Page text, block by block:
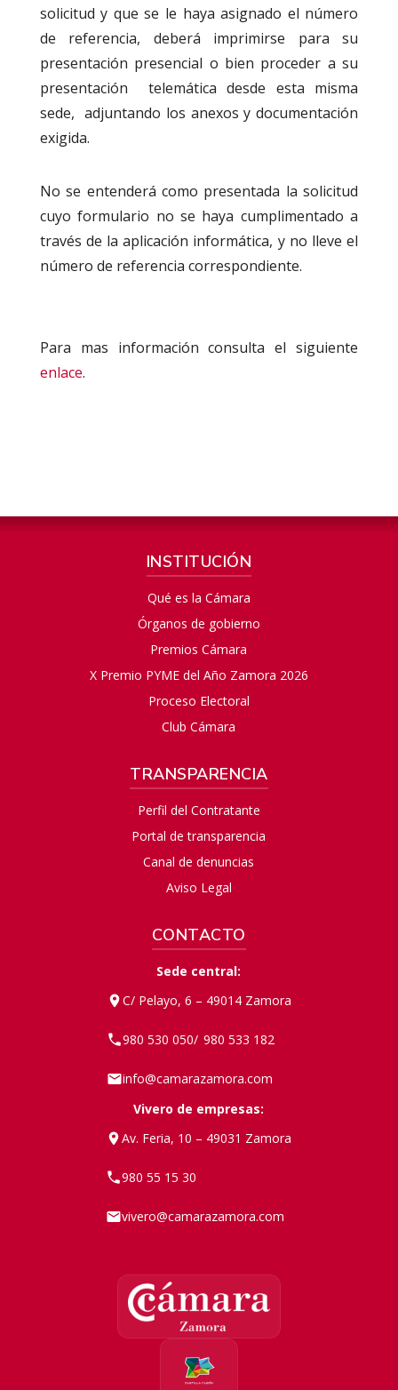
solicitud y que se le haya asignado el número
de referencia, deberá imprimirse para su
presentación presencial o bien proceder a su
presentación telemática desde esta misma
sede, adjuntando los anexos y documentación
exigida.
No se entenderá como presentada la solicitud
cuyo formulario no se haya cumplimentado a
través de la aplicación informática, y no lleve el
número de referencia correspondiente.
Para mas información consulta el siguiente
enlace.
INSTITUCIÓN
Qué es la Cámara
Órganos de gobierno
Premios Cámara
X Premio PYME del Año Zamora 2026
Proceso Electoral
Club Cámara
TRANSPARENCIA
Perfil del Contratante
Portal de transparencia
Canal de denuncias
Aviso Legal
CONTACTO
Sede central:
C/ Pelayo, 6 – 49014 Zamora
980 530 050/ 980 533 182
info@camarazamora.com
Vivero de empresas:
Av. Feria, 10 – 49031 Zamora
980 55 15 30
vivero@camarazamora.com